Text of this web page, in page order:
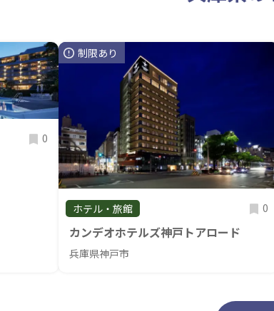
0
制限あり
ホテル・旅館 0
カンデオホテルズ神戸トアロード
兵庫県神戸市